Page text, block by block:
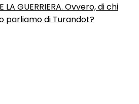
LA GUERRIERA. Ovvero, di chi
parliamo di Turandot?